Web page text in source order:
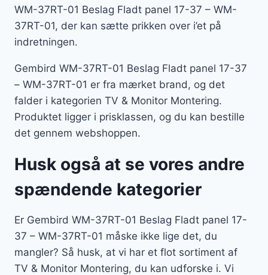
WM-37RT-01 Beslag Fladt panel 17-37 – WM-
37RT-01, der kan sætte prikken over i’et på
indretningen.
Gembird WM-37RT-01 Beslag Fladt panel 17-37
– WM-37RT-01 er fra mærket brand, og det
falder i kategorien TV & Monitor Montering.
Produktet ligger i prisklassen, og du kan bestille
det gennem webshoppen.
Husk også at se vores andre
spændende kategorier
Er Gembird WM-37RT-01 Beslag Fladt panel 17-
37 – WM-37RT-01 måske ikke lige det, du
mangler? Så husk, at vi har et flot sortiment af
TV & Monitor Montering, du kan udforske i. Vi